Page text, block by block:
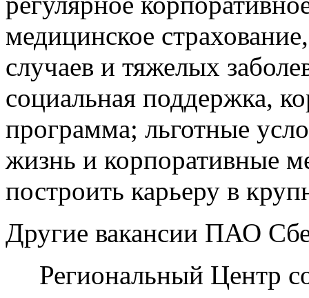
медицинское
случаев и тяжелых
социальная поддержка,
программа; льготные
жизнь и корпоративные
построить карьеру в
Другие вакансии ПАО
Региональный Центр